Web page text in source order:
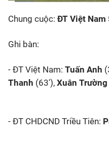
Time
Chung cuộc:ĐT Việt Nam
Ghi bàn:
- ĐT Việt Nam: Tuấn Anh
Thanh (63'), Xuân Trường
- ĐT CHDCND Triều Tiên: